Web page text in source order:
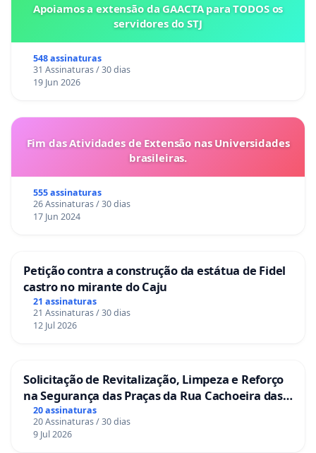
Apoiamos a extensão da GAACTA para TODOS os
servidores do STJ
548 assinaturas
31 Assinaturas / 30 dias
19 Jun 2026
Fim das Atividades de Extensão nas Universidades
brasileiras.
555 assinaturas
26 Assinaturas / 30 dias
17 Jun 2024
Petição contra a construção da estátua de Fidel
castro no mirante do Caju
21 assinaturas
21 Assinaturas / 30 dias
12 Jul 2026
Solicitação de Revitalização, Limpeza e Reforço
na Segurança das Praças da Rua Cachoeira das
Sete Ilhas
20 assinaturas
20 Assinaturas / 30 dias
9 Jul 2026